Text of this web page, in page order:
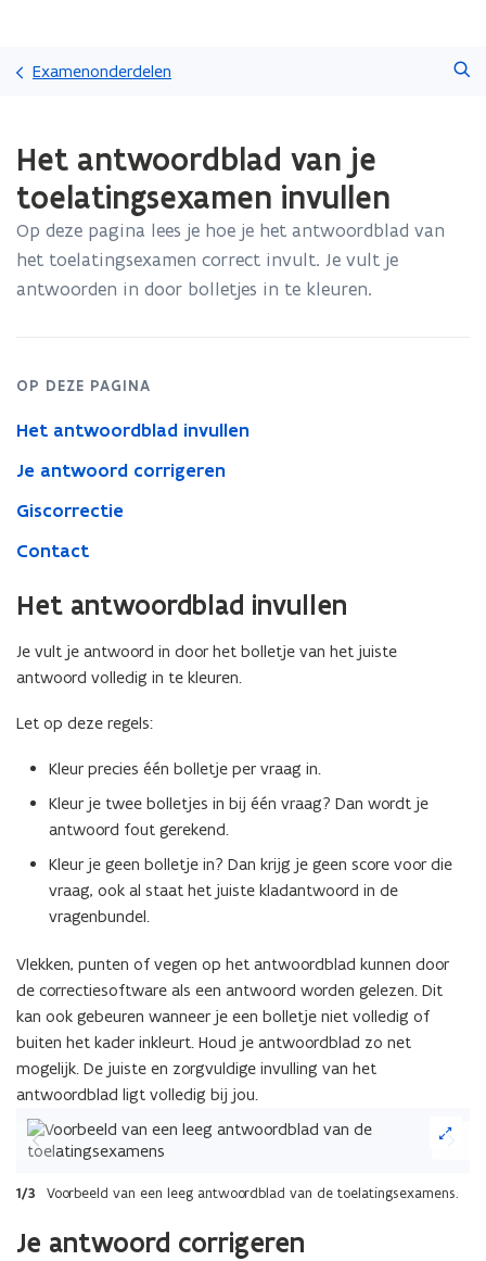
gaan
Examenonderdelen
met
laden.
bevindt
zich
op:
Het
toelatingsexamen
Het antwoordblad van je
toelatingsexamen invullen
Op deze pagina lees je hoe je het antwoordblad van
het toelatingsexamen correct invult. Je vult je
antwoorden in door bolletjes in te kleuren.
OP DEZE PAGINA
Het antwoordblad invullen
Je antwoord corrigeren
Giscorrectie
Contact
Het antwoordblad invullen
Je vult je antwoord in door het bolletje van het juiste
antwoord volledig in te kleuren.
Let op deze regels:
Kleur precies één bolletje per vraag in.
Kleur je twee bolletjes in bij één vraag? Dan wordt je
antwoord fout gerekend.
Kleur je geen bolletje in? Dan krijg je geen score voor die
vraag, ook al staat het juiste kladantwoord in de
vragenbundel.
Vlekken, punten of vegen op het antwoordblad kunnen door
de correctiesoftware als een antwoord worden gelezen. Dit
kan ook gebeuren wanneer je een bolletje niet volledig of
buiten het kader inkleurt. Houd je antwoordblad zo net
mogelijk. De juiste en zorgvuldige invulling van het
antwoordblad ligt volledig bij jou.
Vorige
slide
1/3 Voorbeeld van een leeg antwoordblad van de toelatingsexamens.
Je antwoord corrigeren